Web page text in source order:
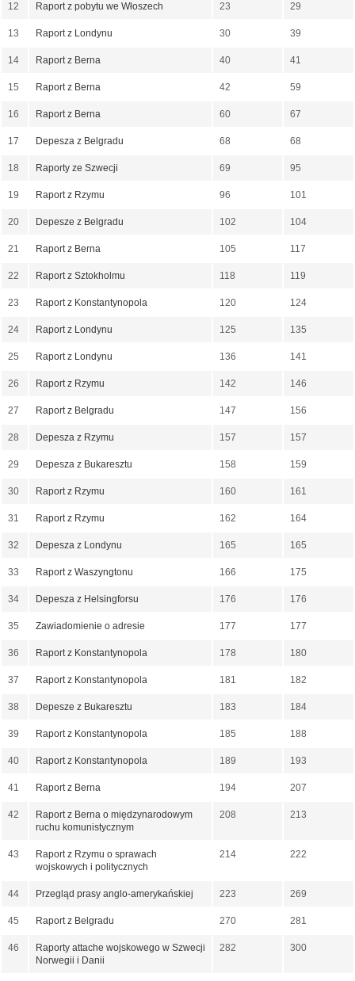
12 Raport z pobytu we Włoszech 23 29
13 Raport z Londynu 30 39
14 Raport z Berna 40 41
15 Raport z Berna 42 59
16 Raport z Berna 60 67
17 Depesza z Belgradu 68 68
18 Raporty ze Szwecji 69 95
19 Raport z Rzymu 96 101
20 Depesze z Belgradu 102 104
21 Raport z Berna 105 117
22 Raport z Sztokholmu 118 119
23 Raport z Konstantynopola 120 124
24 Raport z Londynu 125 135
25 Raport z Londynu 136 141
26 Raport z Rzymu 142 146
27 Raport z Belgradu 147 156
28 Depesza z Rzymu 157 157
29 Depesza z Bukaresztu 158 159
30 Raport z Rzymu 160 161
31 Raport z Rzymu 162 164
32 Depesza z Londynu 165 165
33 Raport z Waszyngtonu 166 175
34 Depesza z Helsingforsu 176 176
35 Zawiadomienie o adresie 177 177
36 Raport z Konstantynopola 178 180
37 Raport z Konstantynopola 181 182
38 Depesze z Bukaresztu 183 184
39 Raport z Konstantynopola 185 188
40 Raport z Konstantynopola 189 193
41 Raport z Berna 194 207
42
Raport z Berna o międzynarodowym
ruchu komunistycznym
208 213
43
Raport z Rzymu o sprawach
wojskowych i politycznych
214 222
44 Przegląd prasy anglo-amerykańskiej 223 269
45 Raport z Belgradu 270 281
46
Raporty attache wojskowego w Szwecji
Norwegii i Danii
282 300